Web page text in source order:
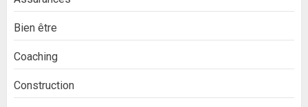
Bien être
Coaching
Construction